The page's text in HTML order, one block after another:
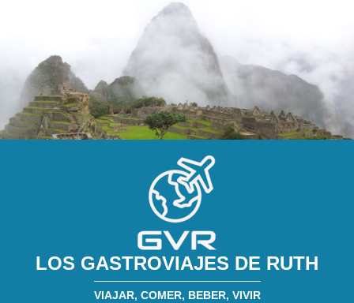
LOS GASTROVIAJES DE RUTH
VIAJAR, COMER, BEBER, VIVIR